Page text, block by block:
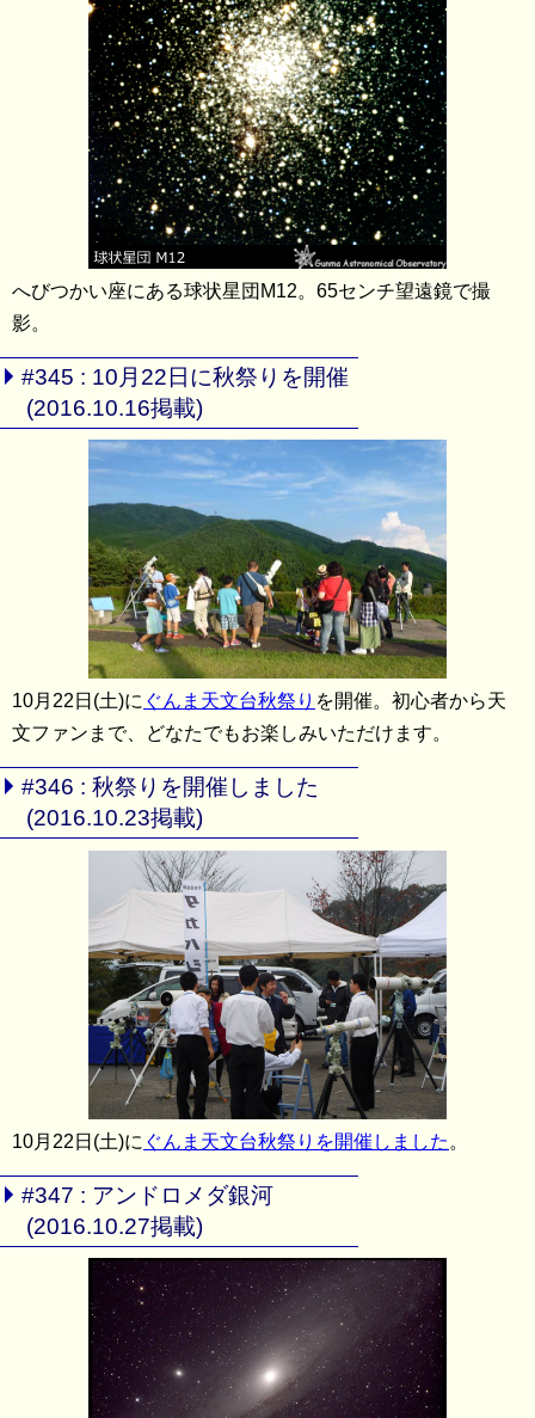
へびつかい座にある球状星団M12。65センチ望遠鏡で撮
影。
#345 : 10月22日に秋祭りを開催
(2016.10.16掲載)
10月22日(土)に ぐんま天文台秋祭り を開催。初心者から天
文ファンまで、どなたでもお楽しみいただけます。
#346 : 秋祭りを開催しました
(2016.10.23掲載)
10月22日(土)に ぐんま天文台秋祭りを開催しました 。
#347 : アンドロメダ銀河
(2016.10.27掲載)